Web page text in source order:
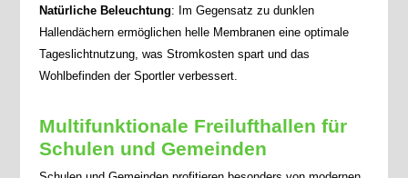
Natürliche Beleuchtung: Im Gegensatz zu dunklen
Hallendächern ermöglichen helle Membranen eine optimale
Tageslichtnutzung, was Stromkosten spart und das
Wohlbefinden der Sportler verbessert.
Multifunktionale Freilufthallen für
Schulen und Gemeinden